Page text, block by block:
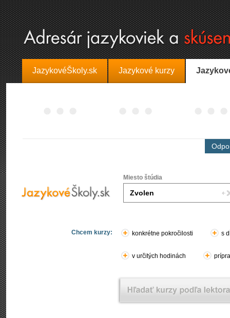
JazykovéŠkoly.sk Jazykové kurzy
Miesto štúdia
Chcem kurzy: konkrétne pokročilosti s
v určitých hodinách